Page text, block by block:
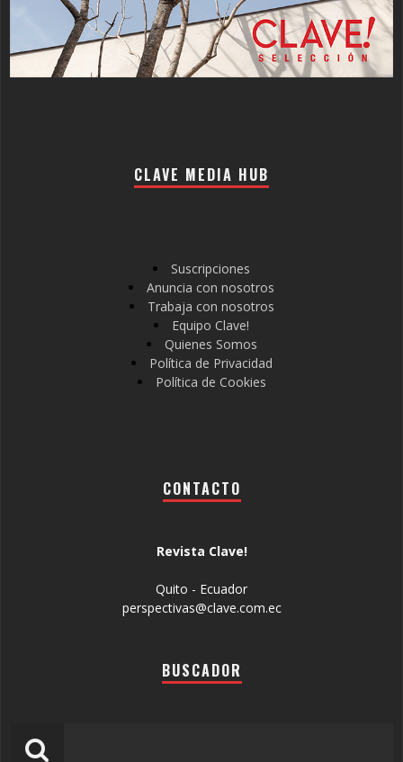
CLAVE MEDIA HUB
Suscripciones
Anuncia con nosotros
Trabaja con nosotros
Equipo Clave!
Quienes Somos
Política de Privacidad
Política de Cookies
CONTACTO
Revista Clave!
Quito - Ecuador
perspectivas@clave.com.ec
BUSCADOR